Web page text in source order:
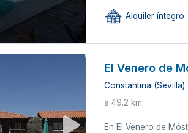
Alquiler íntegro
El Venero de
Constantina (Sevilla)
a 49.2 km.
En El Venero de